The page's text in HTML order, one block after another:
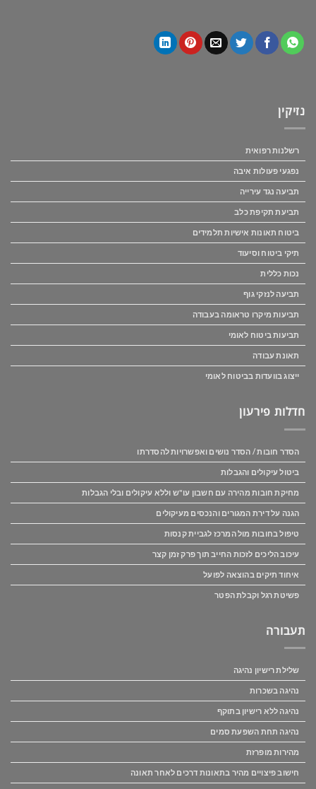
נזיקין
רשלנות רפואית
נפגעי פעולות איבה
תביעה נגד עירייה
תביעת תקיפת כלב
ביטוח תאונות אישיות תלמידים
תיקי ביטוח וסיעוד
נכות כללית
תביעה לנזקי גוף
תביעות מיקרו טראומה בעבודה
תביעות ביטוח לאומי
תאונת עבודה
ייצוג בוועדות בביטוח לאומי
חדלות פירעון
הסדר חובות / הסדר נושים ואפשרויות להסדרתו
ביטול עיקולים והגבלות
מחיקת חובות מהירה עם חשבון עו"ש וללא עיקולים ובלי הגבלות
הגנה על דירת המגורים והנכסים מעיקולים
טיפול בחובות מול המרכז לגביית קנסות
עיכוב הליכים לזכות החייב תוך פרק זמן קצר
איחוד תיקים בהוצאה לפועל
פשיטת רגל וקבלת הפטר
תעבורה
שלילת רישיון נהיגה
נהיגה בשכרות
נהיגה ללא רישיון בתוקף
נהיגה תחת השפעת סמים
מהירות מופרזת
חישוב פיצויים מהיר בתאונות דרכים לאחר תאונה